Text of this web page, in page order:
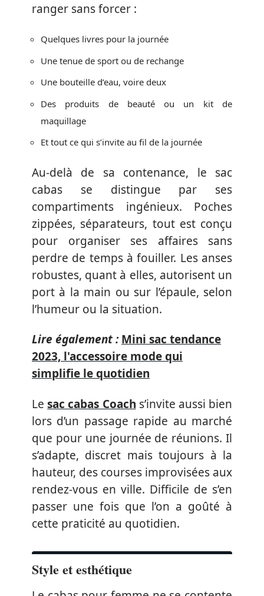
ranger sans forcer :
Quelques livres pour la journée
Une tenue de sport ou de rechange
Une bouteille d’eau, voire deux
Des produits de beauté ou un kit de
maquillage
Et tout ce qui s’invite au fil de la journée
Au-delà de sa contenance, le sac
cabas se distingue par ses
compartiments ingénieux. Poches
zippées, séparateurs, tout est conçu
pour organiser ses affaires sans
perdre de temps à fouiller. Les anses
robustes, quant à elles, autorisent un
port à la main ou sur l’épaule, selon
l’humeur ou la situation.
Lire également : Mini sac tendance
2023, l'accessoire mode qui
simplifie le quotidien
Lesac cabas Coach s’invite aussi bien
lors d’un passage rapide au marché
que pour une journée de réunions. Il
s’adapte, discret mais toujours à la
hauteur, des courses improvisées aux
rendez-vous en ville. Difficile de s’en
passer une fois que l’on a goûté à
cette praticité au quotidien.
Style et esthétique